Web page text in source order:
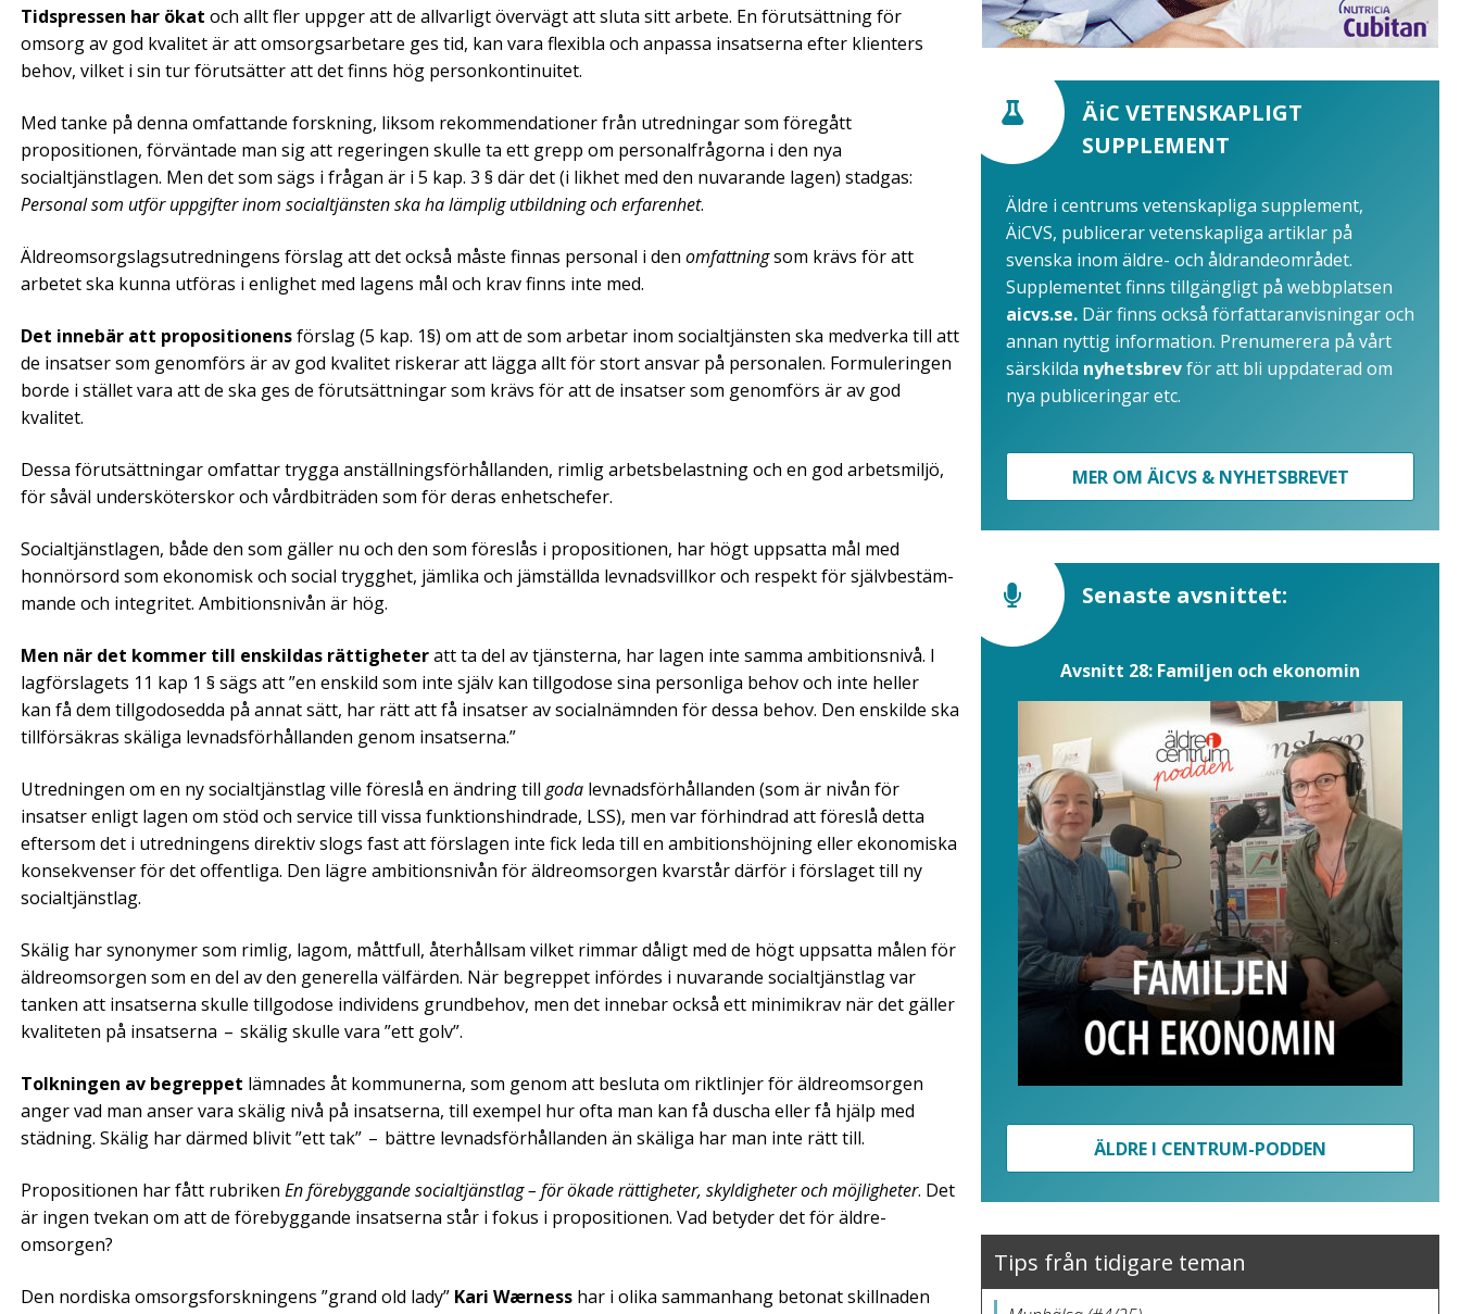
Tidspressen har ökat och allt fler uppger att de allvarligt övervägt att sluta sitt arbete. En förutsättning för
omsorg av god kvalitet är att omsorgsarbetare ges tid, kan vara flexibla och anpassa insatserna efter klienters
behov, vilket i sin tur förutsätter att det finns hög personkontinuitet.
Med tanke på denna omfattande forskning, liksom rekommendationer från utredningar som föregått
propositionen, förväntade man sig att regeringen skulle ta ett grepp om personal­frågorna i den nya
socialtjänstlagen. Men det som sägs i frågan är i 5 kap. 3 § där det (i likhet med den nuvarande lagen) stadgas:
Personal som utför uppgifter inom socialtjänsten ska ha lämplig utbildning och erfarenhet.
Äldreomsorgs­lagsutredningens förslag att det också måste finnas personal i den omfattningsom krävs för att
arbetet ska kunna utföras i enlighet med ­lagens mål och krav finns inte med.
Det innebär att propositionensförslag (5 kap. 1§) om att de som arbetar inom social­tjänsten ska medverka till att
de insatser som genomförs är av god kvalitet riskerar att lägga allt för stort ansvar på personalen. Formuleringen
borde i stället vara att de ska ges de förutsätt­ningar som krävs för att de insatser som genomförs är av god
kvalitet.
Dessa förutsättningar omfattar trygga anställnings­förhållanden, rimlig arbetsbelastning och en god arbetsmiljö,
för såväl undersköterskor och vårdbiträden som för deras enhetschefer.
Socialtjänstlagen, både den som gäller nu och den som föreslås i propositionen, har högt uppsatta mål med
honnörsord som ­ekonomisk och social trygghet, jämlika och jämställda ­levnadsvillkor och respekt för självbestäm­
mande och inte­gritet. Ambitionsnivån är hög.
Men när det kommer till enskildas rättigheteratt ta del ­av tjänsterna, har lagen inte samma ambitionsnivå. I
lagförslagets 11 kap 1 § sägs att ”en enskild som inte själv kan till­godose sina personliga behov och inte heller
kan ­få dem till­godosedda på annat sätt, har rätt att få insatser av socialnämnden för dessa behov. Den enskilde ska
tillförsäkras skäliga levnads­­­för­hållanden genom insatserna.”
Utredningen om en ny socialtjänstlag ville föreslå en ändring till goda levnadsförhållanden (som är nivån för
insatser enligt lagen om stöd och service till vissa funktionshindrade, LSS), men var förhindrad att föreslå detta
eftersom det i utredningens direktiv slogs fast att förslagen inte fick leda till en ambitionshöjning eller ekonomiska
konsekvenser för det offentliga. Den lägre ambitionsnivån för äldreom­sorgen kvarstår därför i förslaget till ny
social­tjänstlag.
Skälig har synonymer som rimlig, lagom, måttfull, återhållsam vilket rimmar dåligt med de högt uppsatta målen för
äldreomsorgen som en del av den generella välfärden. När begreppet infördes i nuvarande socialtjänstlag var
tanken att insatserna skulle tillgodose individens grundbehov, men det innebar också ett minimi­krav när det gäller
kvaliteten på insatserna – skälig skulle vara ”ett golv”.
Tolkningen av begreppet lämnades åt ­kom­munerna, som genom att besluta om riktlinjer för äldreomsorgen
anger vad man anser vara ­skälig nivå på insatserna, till exempel hur ofta man kan få duscha eller få hjälp med
städning. Skälig har därmed blivit ”ett tak” – bättre levnadsförhållanden än skäliga har man inte rätt till.
Propositionen har fått rubriken En före­byg­gande socialtjänstlag – för ökade rättigheter, skyl­­digheter och möjligheter. Det
är ingen tvekan om att de förebyggande insatserna står i fokus i propositionen. Vad betyder det för äldre­
omsorgen?
Den nordiska omsorgsforskningens ”grand old lady” Kari Wærness har i olika sammanhang betonat skillnaden
ÄiC VETENSKAPLIGT
SUPPLEMENT
Äldre i centrums vetenskapliga supplement,
ÄiCVS, publicerar vetenskapliga artiklar på
svenska inom äldre- och åldrandeområdet.
Supplementet finns tillgängligt på webbplatsen
aicvs.se. Där finns också författaranvisningar och
annan nyttig information. Prenumerera på vårt
särskilda nyhetsbrevför att bli uppdaterad om
nya publiceringar etc.
MER OM ÄICVS & NYHETSBREVET
Senaste avsnittet:
Avsnitt 28: Familjen och ekonomin
ÄLDRE I CENTRUM-PODDEN
Tips från tidigare teman